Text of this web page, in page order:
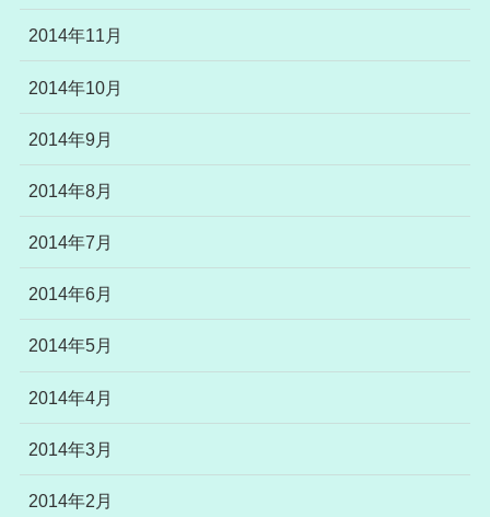
2014年11月
2014年10月
2014年9月
2014年8月
2014年7月
2014年6月
2014年5月
2014年4月
2014年3月
2014年2月